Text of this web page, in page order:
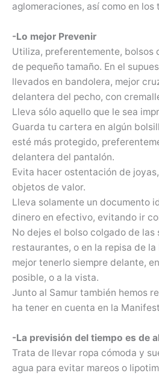
aglomeraciones, así como en
-Lo mejor Prevenir
Utiliza, preferentemente, bolsos
de pequeño tamaño. En el
llevados en bandolera, mejor
delantera del pecho, con
Lleva sólo aquello que le sea
Guarda tu cartera en algún
esté más protegido,
delantera del pantalón.
Evita hacer ostentación de
objetos de valor.
Lleva solamente un documento
dinero en efectivo, evitando ir
No dejes el bolso colgado de las
restaurantes, o en la repisa de
mejor tenerlo siempre delante,
posible, o a la vista.
Junto al Samur también hemos
ha tener en cuenta en la
-La previsión del tiempo es de
Trata de llevar ropa cómoda y
agua para evitar mareos o